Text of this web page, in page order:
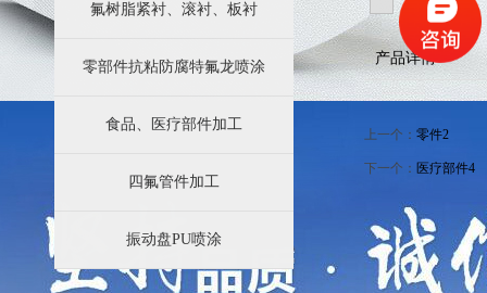
氟树脂紧衬、滚衬、板衬
零部件抗粘防腐特氟龙喷涂
食品、医疗部件加工
四氟管件加工
振动盘PU喷涂
产品详情
上一个： 零件2
下一个： 医疗部件4